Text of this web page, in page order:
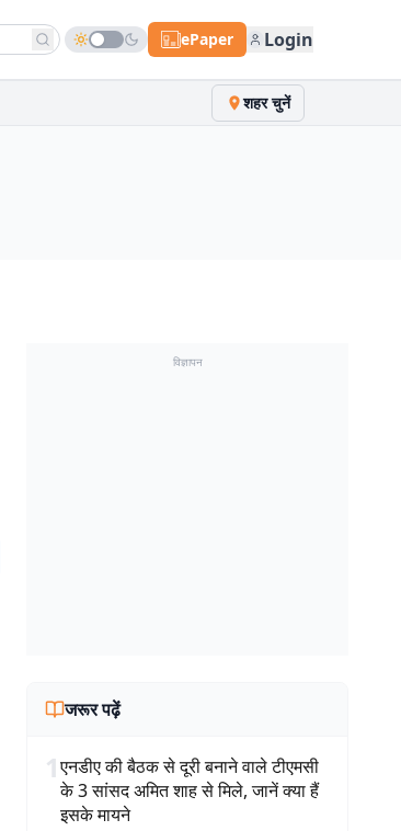
ePaper Login
शहर चुनें
विज्ञापन
जरूर पढ़ें
1एनडीए की बैठक से दूरी बनाने वाले टीएमसी
के 3 सांसद अमित शाह से मिले, जानें क्या हैं
इसके मायने